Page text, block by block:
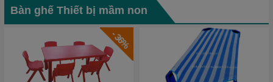
Bàn ghế Thiết bị mầm non
- 36%